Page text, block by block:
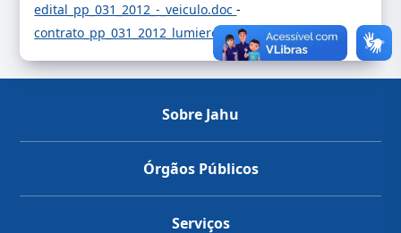
edital_pp_031_2012_-_veiculo.doc-
contrato_pp_031_2012_lumiere.zip-
Sobre Jahu
Órgãos Públicos
Serviços